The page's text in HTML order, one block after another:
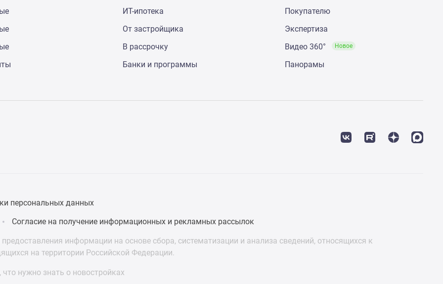
ИТ-ипотека
От застройщика
В рассрочку
Банки и программы
Покупателю
Экспертиза
Видео 360°
Новое
Панорамы
персональных данных
Согласие на получение информационных и рекламных рассылок
информации на основе сбора, систематизации и анализа сведений, относящихся к
на территории Российской Федерации.
нужно знать о новостройках